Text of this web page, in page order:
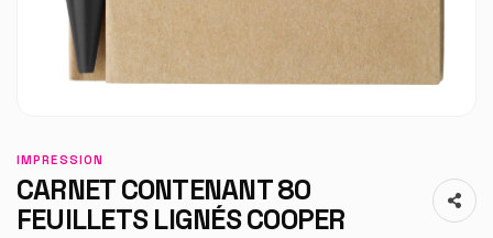
IMPRESSION
CARNET CONTENANT 80
FEUILLETS LIGNÉS COOPER